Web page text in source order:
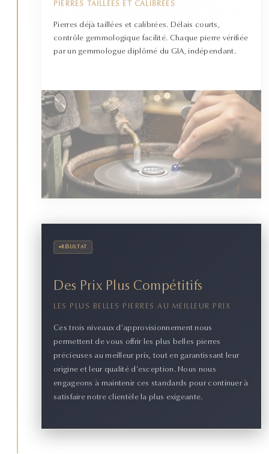
PIERRES TAILLÉES ET CALIBRÉES
Pierres déjà taillées et calibrées. Délais courts,
contrôle gemmologique facilité. Chaque pierre vérifiée
par un gemmologue diplômé du GIA, indépendant.
• RÉSULTAT
Des Prix Plus Compétitifs
LES PLUS BELLES PIERRES AU MEILLEUR PRIX
Ces trois niveaux d'approvisionnement nous
permettent de vous offrir les plus belles pierres
précieuses au meilleur prix, tout en garantissant leur
origine et leur qualité d'exception. Nous nous
engageons à maintenir ces standards pour continuer à
satisfaire notre clientèle la plus exigeante.